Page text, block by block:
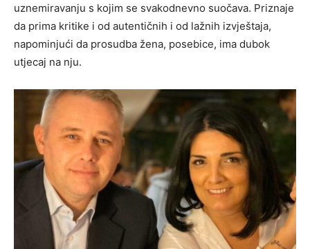
uznemiravanju s kojim se svakodnevno suočava. Priznaje
da prima kritike i od autentičnih i od lažnih izvještaja,
napominjući da prosudba žena, posebice, ima dubok
utjecaj na nju.